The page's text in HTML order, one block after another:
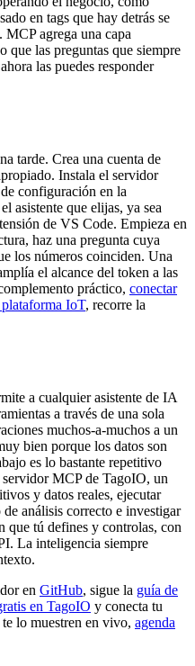
en tags que hay detrás se
. MCP agrega una capa
que las preguntas que siempre
las puedes responder
tarde. Crea una cuenta de
Instala el servidor
configuración en la
asistente que elijas, ya sea
de VS Code. Empieza en
haz una pregunta cuya
los números coinciden. Una
el alcance del token a las
práctico, conectar
IoT, recorre la
a cualquier asistente de IA
a través de una sola
muchos-a-muchos a un
bien porque los datos son
es lo bastante repetitivo
MCP de TagoIO, un
y datos reales, ejecutar
análisis correcto e investigar
que tú defines y controlas, con
La inteligencia siempre
en GitHub, sigue la guía de
en TagoIO y conecta tu
lo muestren en vivo, agenda